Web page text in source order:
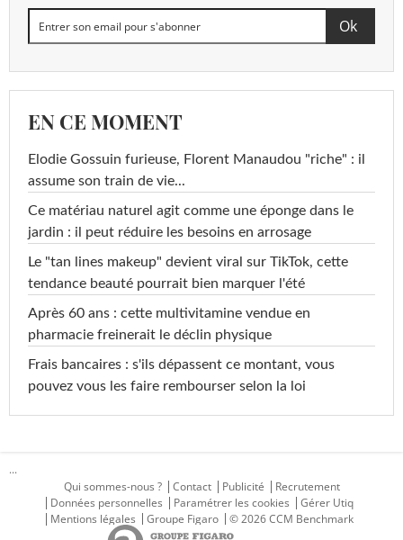
EN CE MOMENT
Elodie Gossuin furieuse, Florent Manaudou "riche" : il
assume son train de vie...
Ce matériau naturel agit comme une éponge dans le
jardin : il peut réduire les besoins en arrosage
Le "tan lines makeup" devient viral sur TikTok, cette
tendance beauté pourrait bien marquer l'été
Après 60 ans : cette multivitamine vendue en
pharmacie freinerait le déclin physique
Frais bancaires : s'ils dépassent ce montant, vous
pouvez vous les faire rembourser selon la loi
...
Qui sommes-nous ?
Contact Publicité
Recrutement
Données personnelles
Paramétrer les cookies
Gérer Utiq
Mentions légales
Groupe Figaro © 2026 CCM Benchmark